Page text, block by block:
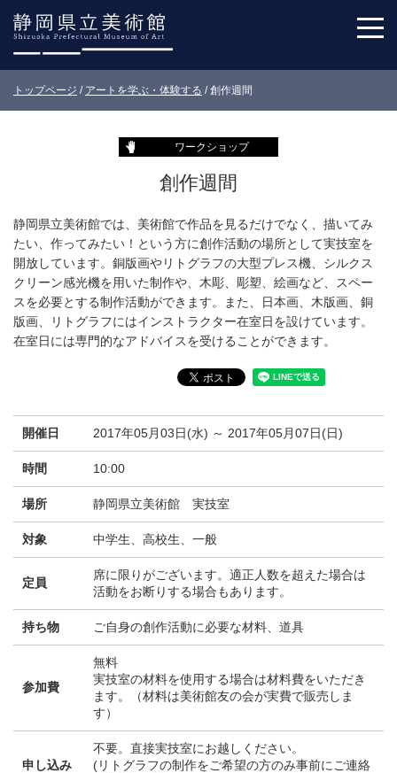
トップページ / アートを学ぶ・体験する / 創作週間
ワークショップ
創作週間
静岡県立美術館では、美術館で作品を見るだけでなく、描いてみ
たい、作ってみたい！という方に創作活動の場所として実技室を
開放しています。銅版画やリトグラフの大型プレス機、シルクス
クリーン感光機を用いた制作や、木彫、彫塑、絵画など、スペー
スを必要とする制作活動ができます。また、日本画、木版画、銅
版画、リトグラフにはインストラクター在室日を設けています。
在室日には専門的なアドバイスを受けることができます。
開催日 2017年05月03日(水) ～ 2017年05月07日(日)
時間 10:00
場所 静岡県立美術館 実技室
対象 中学生、高校生、一般
定員
席に限りがございます。適正人数を超えた場合は
活動をお断りする場合もあります。
持ち物 ご自身の創作活動に必要な材料、道具
参加費
無料
実技室の材料を使用する場合は材料費をいただき
ます。（材料は美術館友の会が実費で販売しま
す）
申し込み
不要。直接実技室にお越しください。
(リトグラフの制作をご希望の方のみ事前にご連絡